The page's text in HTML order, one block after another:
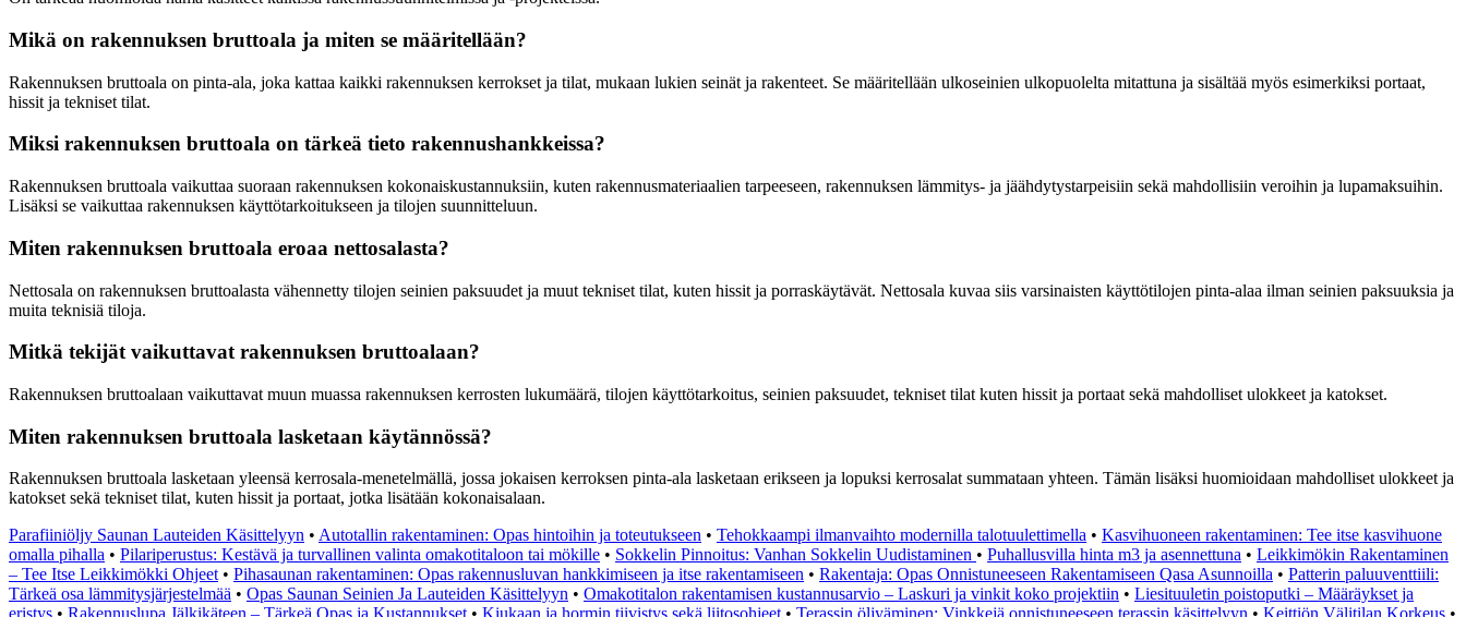
Mikä on rakennuksen bruttoala ja miten se määritellään?
Rakennuksen bruttoala on pinta-ala, joka kattaa kaikki rakennuksen kerrokset ja tilat, mukaan lukien seinät ja rakenteet. Se määritellään ulkoseinien ulkopuolelta mitattuna ja sisältää myös esimerkiksi portaat,
hissit ja tekniset tilat.
Miksi rakennuksen bruttoala on tärkeä tieto rakennushankkeissa?
Rakennuksen bruttoala vaikuttaa suoraan rakennuksen kokonaiskustannuksiin, kuten rakennusmateriaalien tarpeeseen, rakennuksen lämmitys- ja jäähdytystarpeisiin sekä mahdollisiin veroihin ja lupamaksuihin.
Lisäksi se vaikuttaa rakennuksen käyttötarkoitukseen ja tilojen suunnitteluun.
Miten rakennuksen bruttoala eroaa nettosalasta?
Nettosala on rakennuksen bruttoalasta vähennetty tilojen seinien paksuudet ja muut tekniset tilat, kuten hissit ja porraskäytävät. Nettosala kuvaa siis varsinaisten käyttötilojen pinta-alaa ilman seinien paksuuksia ja
muita teknisiä tiloja.
Mitkä tekijät vaikuttavat rakennuksen bruttoalaan?
Rakennuksen bruttoalaan vaikuttavat muun muassa rakennuksen kerrosten lukumäärä, tilojen käyttötarkoitus, seinien paksuudet, tekniset tilat kuten hissit ja portaat sekä mahdolliset ulokkeet ja katokset.
Miten rakennuksen bruttoala lasketaan käytännössä?
Rakennuksen bruttoala lasketaan yleensä kerrosala-menetelmällä, jossa jokaisen kerroksen pinta-ala lasketaan erikseen ja lopuksi kerrosalat summataan yhteen. Tämän lisäksi huomioidaan mahdolliset ulokkeet ja
katokset sekä tekniset tilat, kuten hissit ja portaat, jotka lisätään kokonaisalaan.
Parafiiniöljy Saunan Lauteiden Käsittelyyn • Autotallin rakentaminen: Opas hintoihin ja toteutukseen • Tehokkaampi ilmanvaihto modernilla talotuulettimella • Kasvihuoneen rakentaminen: Tee itse kasvihuone
omalla pihalla • Pilariperustus: Kestävä ja turvallinen valinta omakotitaloon tai mökille • Sokkelin Pinnoitus: Vanhan Sokkelin Uudistaminen • Puhallusvilla hinta m3 ja asennettuna • Leikkimökin Rakentaminen
– Tee Itse Leikkimökki Ohjeet • Pihasaunan rakentaminen: Opas rakennusluvan hankkimiseen ja itse rakentamiseen • Rakentaja: Opas Onnistuneeseen Rakentamiseen Qasa Asunnoilla • Patterin paluuventtiili:
Tärkeä osa lämmitysjärjestelmää • Opas Saunan Seinien Ja Lauteiden Käsittelyyn • Omakotitalon rakentamisen kustannusarvio – Laskuri ja vinkit koko projektiin • Liesituuletin poistoputki – Määräykset ja